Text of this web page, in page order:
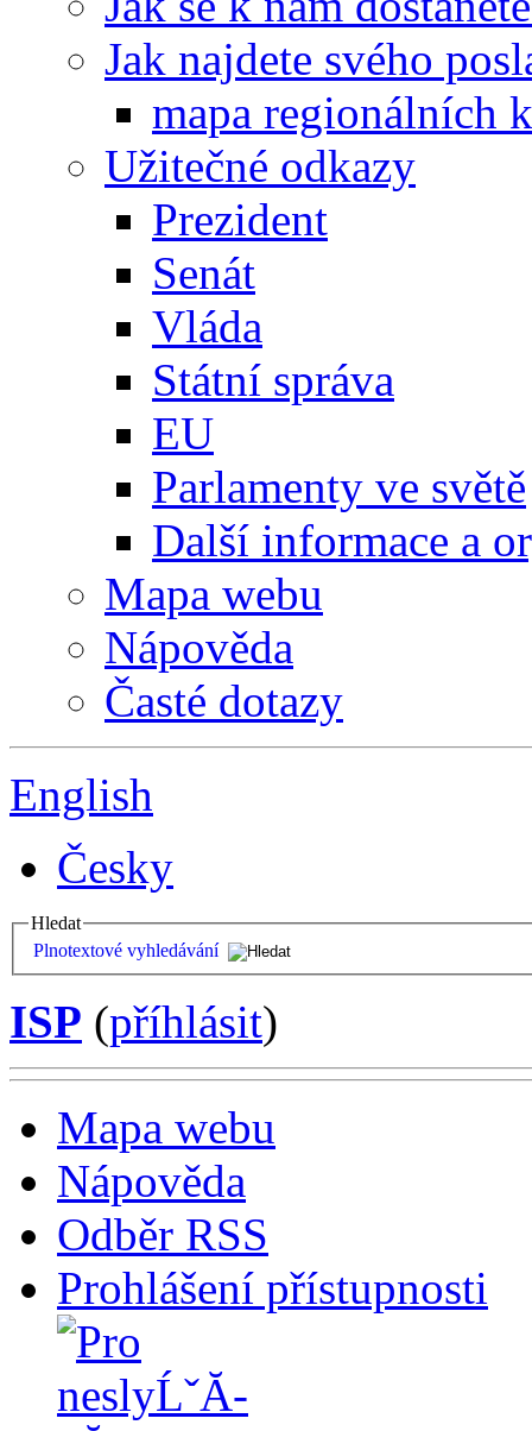
Jak najdete svého
mapa regionálních
Užitečné odkazy
Prezident
Senát
Vláda
Státní správa
EU
Parlamenty ve světě
Další informace a
Mapa webu
Nápověda
Časté dotazy
English
Česky
Hledat
Plnotextové vyhledávání
ISP (příhlásit)
Mapa webu
Nápověda
Odběr RSS
Prohlášení přístupnosti